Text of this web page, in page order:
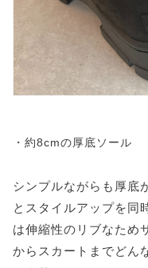
・約8cmの厚底ソール
シンプルながらも厚底
とスタイルアップを同
は伸縮性のリブなため
からスカートまでどん